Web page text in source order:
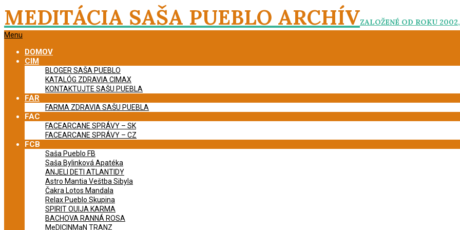
Skip
to
content
MEDITÁCIA SAŠA PUEBLO ARCHÍVZALOŽENÉ OD ROKU
Primary
Menu
Menu
DOMOV
CIM
BLOGER SAŠA PUEBLO
KATALÓG ZDRAVIA CIMAX
KONTAKTUJTE SAŠU PUEBLA
FAR
FARMA ZDRAVIA SAŠU PUEBLA
FAC
FACEARCANE SPRÁVY – SK
FACEARCANE SPRÁVY – CZ
FCB
Saša Pueblo FB
Saša Bylinková Apatéka
ANJELI DETI ATLANTIDY
Astro Mantia Veštba Sibyla
Čakra Lotos Mandala
Relax Pueblo Skupina
SPIRIT OUIJA KARMA
BACHOVA RANNÁ ROSA
MeDICINMaN TRANZ